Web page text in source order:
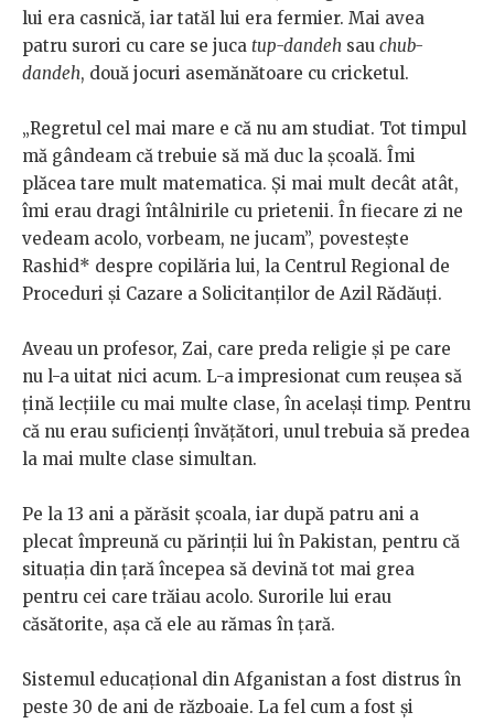
lui era casnică, iar tatăl lui era fermier. Mai avea
patru surori cu care se juca tup-dandeh sau chub-
dandeh, două jocuri asemănătoare cu cricketul.
„Regretul cel mai mare e că nu am studiat. Tot timpul
mă gândeam că trebuie să mă duc la școală. Îmi
plăcea tare mult matematica. Şi mai mult decât atât,
îmi erau dragi întâlnirile cu prietenii. În fiecare zi ne
vedeam acolo, vorbeam, ne jucam”, povestește
Rashid* despre copilăria lui, la Centrul Regional de
Proceduri și Cazare a Solicitanților de Azil Rădăuți.
Aveau un profesor, Zai, care preda religie și pe care
nu l-a uitat nici acum. L-a impresionat cum reușea să
țină lecțiile cu mai multe clase, în același timp. Pentru
că nu erau suficienți învățători, unul trebuia să predea
la mai multe clase simultan.
Pe la 13 ani a părăsit școala, iar după patru ani a
plecat împreună cu părinții lui în Pakistan, pentru că
situația din țară începea să devină tot mai grea
pentru cei care trăiau acolo. Surorile lui erau
căsătorite, așa că ele au rămas în țară.
Sistemul educațional din Afganistan a fost distrus în
peste 30 de ani de războaie. La fel cum a fost și